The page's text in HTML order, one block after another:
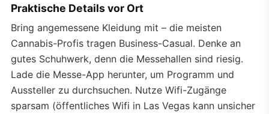
Praktische Details vor Ort
Bring angemessene Kleidung mit – die meisten
Cannabis-Profis tragen Business-Casual. Denke an
gutes Schuhwerk, denn die Messehallen sind riesig.
Lade die Messe-App herunter, um Programm und
Aussteller zu durchsuchen. Nutze Wifi-Zugänge
sparsam (öffentliches Wifi in Las Vegas kann unsicher